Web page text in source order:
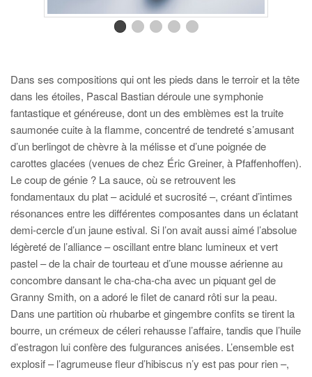
Dans ses compositions qui ont les pieds dans le terroir et la tête
dans les étoiles, Pascal Bastian déroule une symphonie
fantastique et généreuse, dont un des emblèmes est la truite
saumonée cuite à la flamme, concentré de tendreté s’amusant
d’un berlingot de chèvre à la mélisse et d’une poignée de
carottes glacées (venues de chez Éric Greiner, à Pfaffenhoffen).
Le coup de génie ? La sauce, où se retrouvent les
fondamentaux du plat – acidulé et sucrosité –, créant d’intimes
résonances entre les différentes composantes dans un éclatant
demi-cercle d’un jaune estival. Si l’on avait aussi aimé l’absolue
légèreté de l’alliance – oscillant entre blanc lumineux et vert
pastel – de la chair de tourteau et d’une mousse aérienne au
concombre dansant le cha-cha-cha avec un piquant gel de
Granny Smith, on a adoré le filet de canard rôti sur la peau.
Dans une partition où rhubarbe et gingembre confits se tirent la
bourre, un crémeux de céleri rehausse l’affaire, tandis que l’huile
d’estragon lui confère des fulgurances anisées. L’ensemble est
explosif – l’agrumeuse fleur d’hibiscus n’y est pas pour rien –,